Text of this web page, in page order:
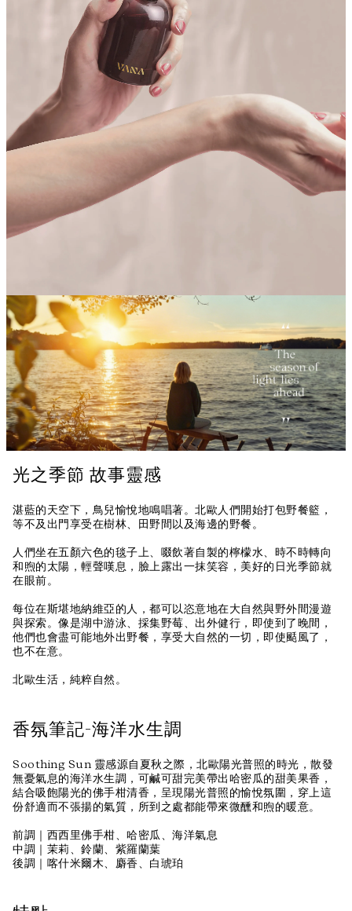
光之季節 故事靈感
湛藍的天空下，鳥兒愉悅地鳴唱著。北歐人們開始打包野餐籃，
等不及出門享受在樹林、田野間以及海邊的野餐。
人們坐在五顏六色的毯子上、啜飲著自製的檸檬水、時不時轉向
和煦的太陽，輕聲嘆息，臉上露出一抹笑容，美好的日光季節就
在眼前。
每位在斯堪地納維亞的人，都可以恣意地在大自然與野外間漫遊
與探索。像是湖中游泳、採集野莓、出外健行，即使到了晚間，
他們也會盡可能地外出野餐，享受大自然的一切，即使颳風了，
也不在意。
北歐生活，純粹自然。
香氛筆記-海洋水生調
Soothing Sun 靈感源自夏秋之際，北歐陽光普照的時光，散發
無憂氣息的海洋水生調，可鹹可甜完美帶出哈密瓜的甜美果香，
結合吸飽陽光的佛手柑清香，呈現陽光普照的愉悅氛圍，穿上這
份舒適而不張揚的氣質，所到之處都能帶來微醺和煦的暖意。
前調｜西西里佛手柑、哈密瓜、海洋氣息
中調｜茉莉、鈴蘭、紫羅蘭葉
後調｜喀什米爾木、麝香、白琥珀